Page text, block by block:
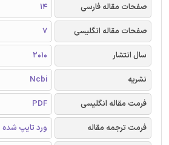
صفحات مقاله فارسی
14
صفحات مقاله انگلیسی
7
سال انتشار
2010
نشریه
Ncbi
فرمت مقاله انگلیسی
PDF
فرمت ترجمه مقاله
ورد تایپ شده